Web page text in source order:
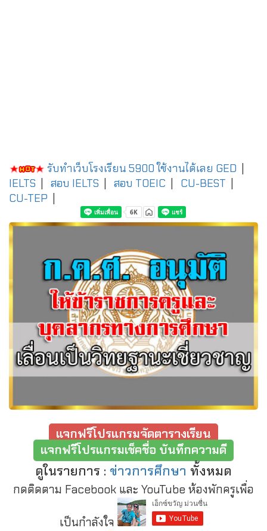
รับทำเว็บโรงเรียน 5900 ใช้งานได้เลย GED
IELTS
สอบ IELTS สอบ TOEIC CU-BEST
CU-TEP
แจกฟรีโปรแกรมจัดตารางเรียน
แจกฟรีโปรแกรมเช็คชื่อ บันทึกความดี
ดูในรายการ : ข่าวการศึกษา ทั้งหมด
กดติดตาม Facebook และ YouTube ห้องพักครูเพื่อ
เป็นกำลังใจ